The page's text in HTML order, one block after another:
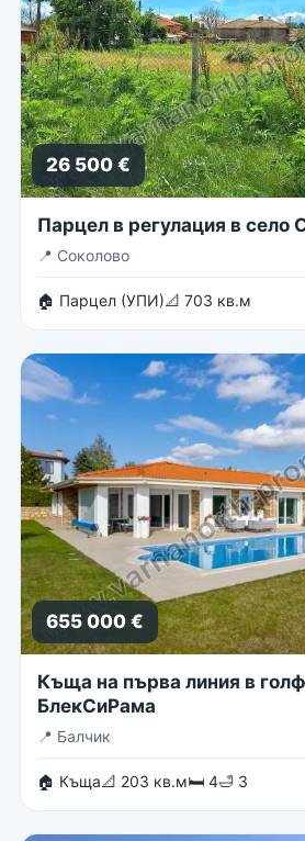
26 500 €
Парцел в регулация в село
📍 Соколово
🏠 Парцел (УПИ)📐 703 кв.м
655 000 €
Къща на първа линия в
БлекСиРама
📍 Балчик
🏠 Къща📐 203 кв.м🛏 4🛁 3